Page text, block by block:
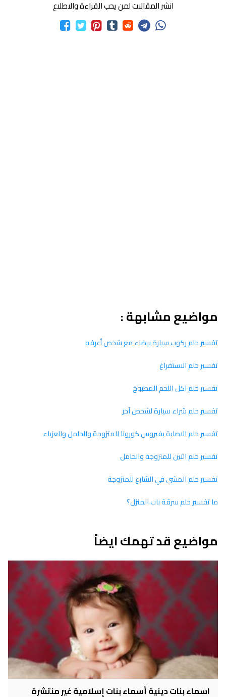
انشر المقالات لمن يحب القراءة والاطلاع
مواضيع مشابهة :
تفسير حلم ركوب سيارة بيضاء مع شخص أعرفه
تفسير حلم الاستفراغ
تفسير حلم اكل اللحم المطبوخ
تفسير حلم شراء سيارة لشخص آخر
تفسير حلم الاصابة بفيروس كورونا للمتزوجة والحامل والعزباء
تفسير حلم التين للمتزوجة والحامل
تفسير حلم المشي في الشارع للمتزوجة
ما تفسير حلم سرقة باب المنزل؟
مواضيع قد تهمك ايضاً
اسماء بنات دينية أسماء بنات إسلامية غير منتشرة